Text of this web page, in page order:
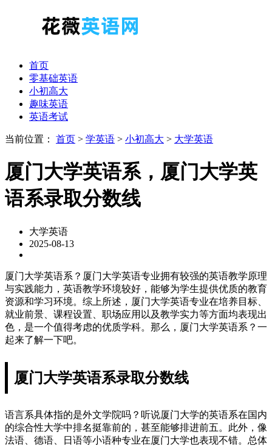
首页
零基础英语
小初高大
趣味英语
英语考试
当前位置： 首页 > 学英语 > 小初高大 > 大学英语
厦门大学英语系，厦门大学英
语系录取分数线
大学英语
2025-08-13
厦门大学英语系？厦门大学英语专业拥有较强的英语教学原理
与实践能力，英语教学环境较好，能够为学生提供优质的教育
资源和学习环境。综上所述，厦门大学英语专业在培养目标、
就业前景、课程设置、职场应用以及教学实力等方面均表现出
色，是一个值得考虑的优质学科。那么，厦门大学英语系？一
起来了解一下吧。
厦门大学英语系录取分数线
语言系具体指的是外文学院吗？听说厦门大学的英语系在国内
的综合性大学中排名挺靠前的，甚至能够排进前五。此外，像
法语、德语、日语等小语种专业在厦门大学也表现不错。总体